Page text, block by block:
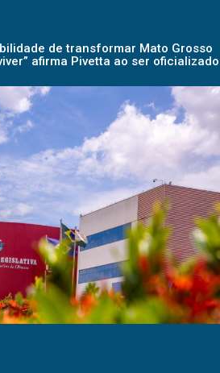
de transformar Mato Grosso
afirma Pivetta ao ser oficializado